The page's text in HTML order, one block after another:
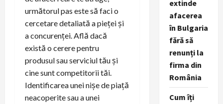
următorul pas este să faci o
cercetare detaliată a pieței și
a concurenței. Află dacă
există o cerere pentru
produsul sau serviciul tău și
cine sunt competitorii tăi.
Identificarea unei nișe de piață
neacoperite sau a unei
extinde
afacerea
în Bulgaria
fără să
renunți la
firma din
România
Cum îți